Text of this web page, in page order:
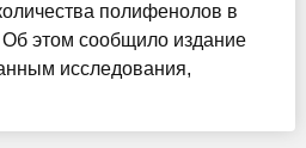
полифенолов в
этом сообщило издание
исследования,